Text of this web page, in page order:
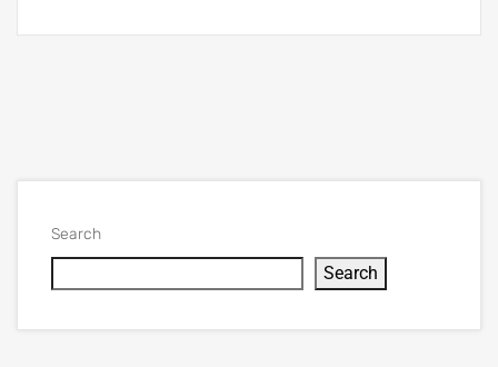
Search
Search